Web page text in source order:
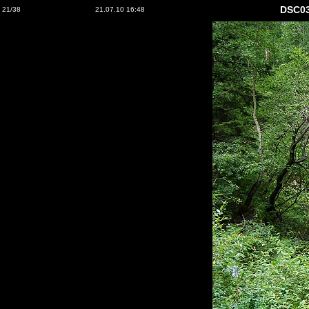
21/38 21.07.10 16:48